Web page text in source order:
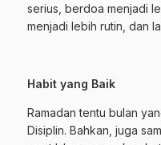
serius, berdoa menjadi
menjadi lebih rutin, dan
Habit yang Baik
Ramadan tentu bulan
Disiplin. Bahkan, juga